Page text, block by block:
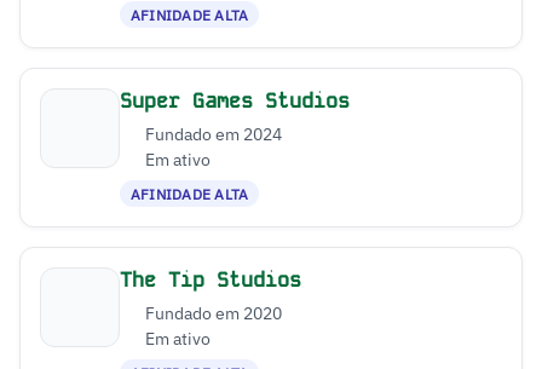
AFINIDADE ALTA
Super Games Studios
Fundado em 2024
Em ativo
AFINIDADE ALTA
The Tip Studios
Fundado em 2020
Em ativo